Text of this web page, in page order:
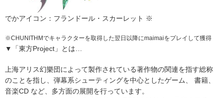
でかアイコン：フランドール・スカーレット ※
※CHUNITHMでキャラクターを取得した翌日以降にmaimaiをプレイして獲得
▼「東方Project」とは…
上海アリス幻樂団によって製作されている著作物の関連を指す総称
のことを指し、弾幕系シューティングを中心としたゲーム、 書籍、
音楽CD など、多方面の展開を行っています。